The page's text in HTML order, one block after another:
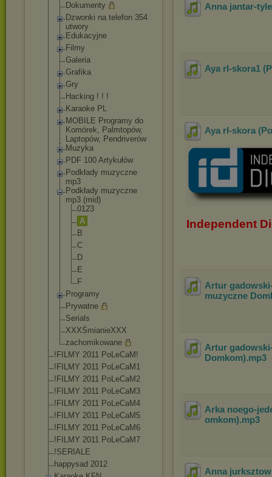
Dokumenty
Dzwonki na telefon 354
utwory
Edukacyjne
Filmy
Galeria
Grafika
Gry
Hacking ! ! !
Karaoke PL
MOBILE Programy do
Komórek, Palmtopów,
Laptopów, Pendriverów
Muzyka
PDF 100 Artykułów
Podkłady muzyczne
mp3
Podkłady muzyczne
mp3 (mid)
0123
A
B
C
D
E
F
Programy
Prywatne
Serials
XXXŚmianieXXX
zachomikowane
!FILMY 2011 PoLeCaM!
!FILMY 2011 PoLeCaM1
!FILMY 2011 PoLeCaM2
!FILMY 2011 PoLeCaM3
!FILMY 2011 PoLeCaM4
!FILMY 2011 PoLeCaM5
!FILMY 2011 PoLeCaM6
!FILMY 2011 PoLeCaM7
!SERIALE
happysad 2012
Anna jantar-
Aya rl-skora1
Aya rl-skora
Independent
Artur
muzyczne
Artur
Domkom).mp3
Arka noego-
omkom).mp3
Anna